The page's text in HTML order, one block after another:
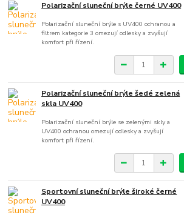
Polarizační sluneční brýle černé UV400
Polarizační sluneční brýle s UV400 ochranou a
filtrem kategorie 3 omezují odlesky a zvyšují
komfort při řízení.
Polarizační sluneční brýle šedé zelená
skla UV400
Polarizační sluneční brýle se zelenými skly a
UV400 ochranou omezují odlesky a zvyšují
komfort při řízení.
Sportovní sluneční brýle široké černé
UV400